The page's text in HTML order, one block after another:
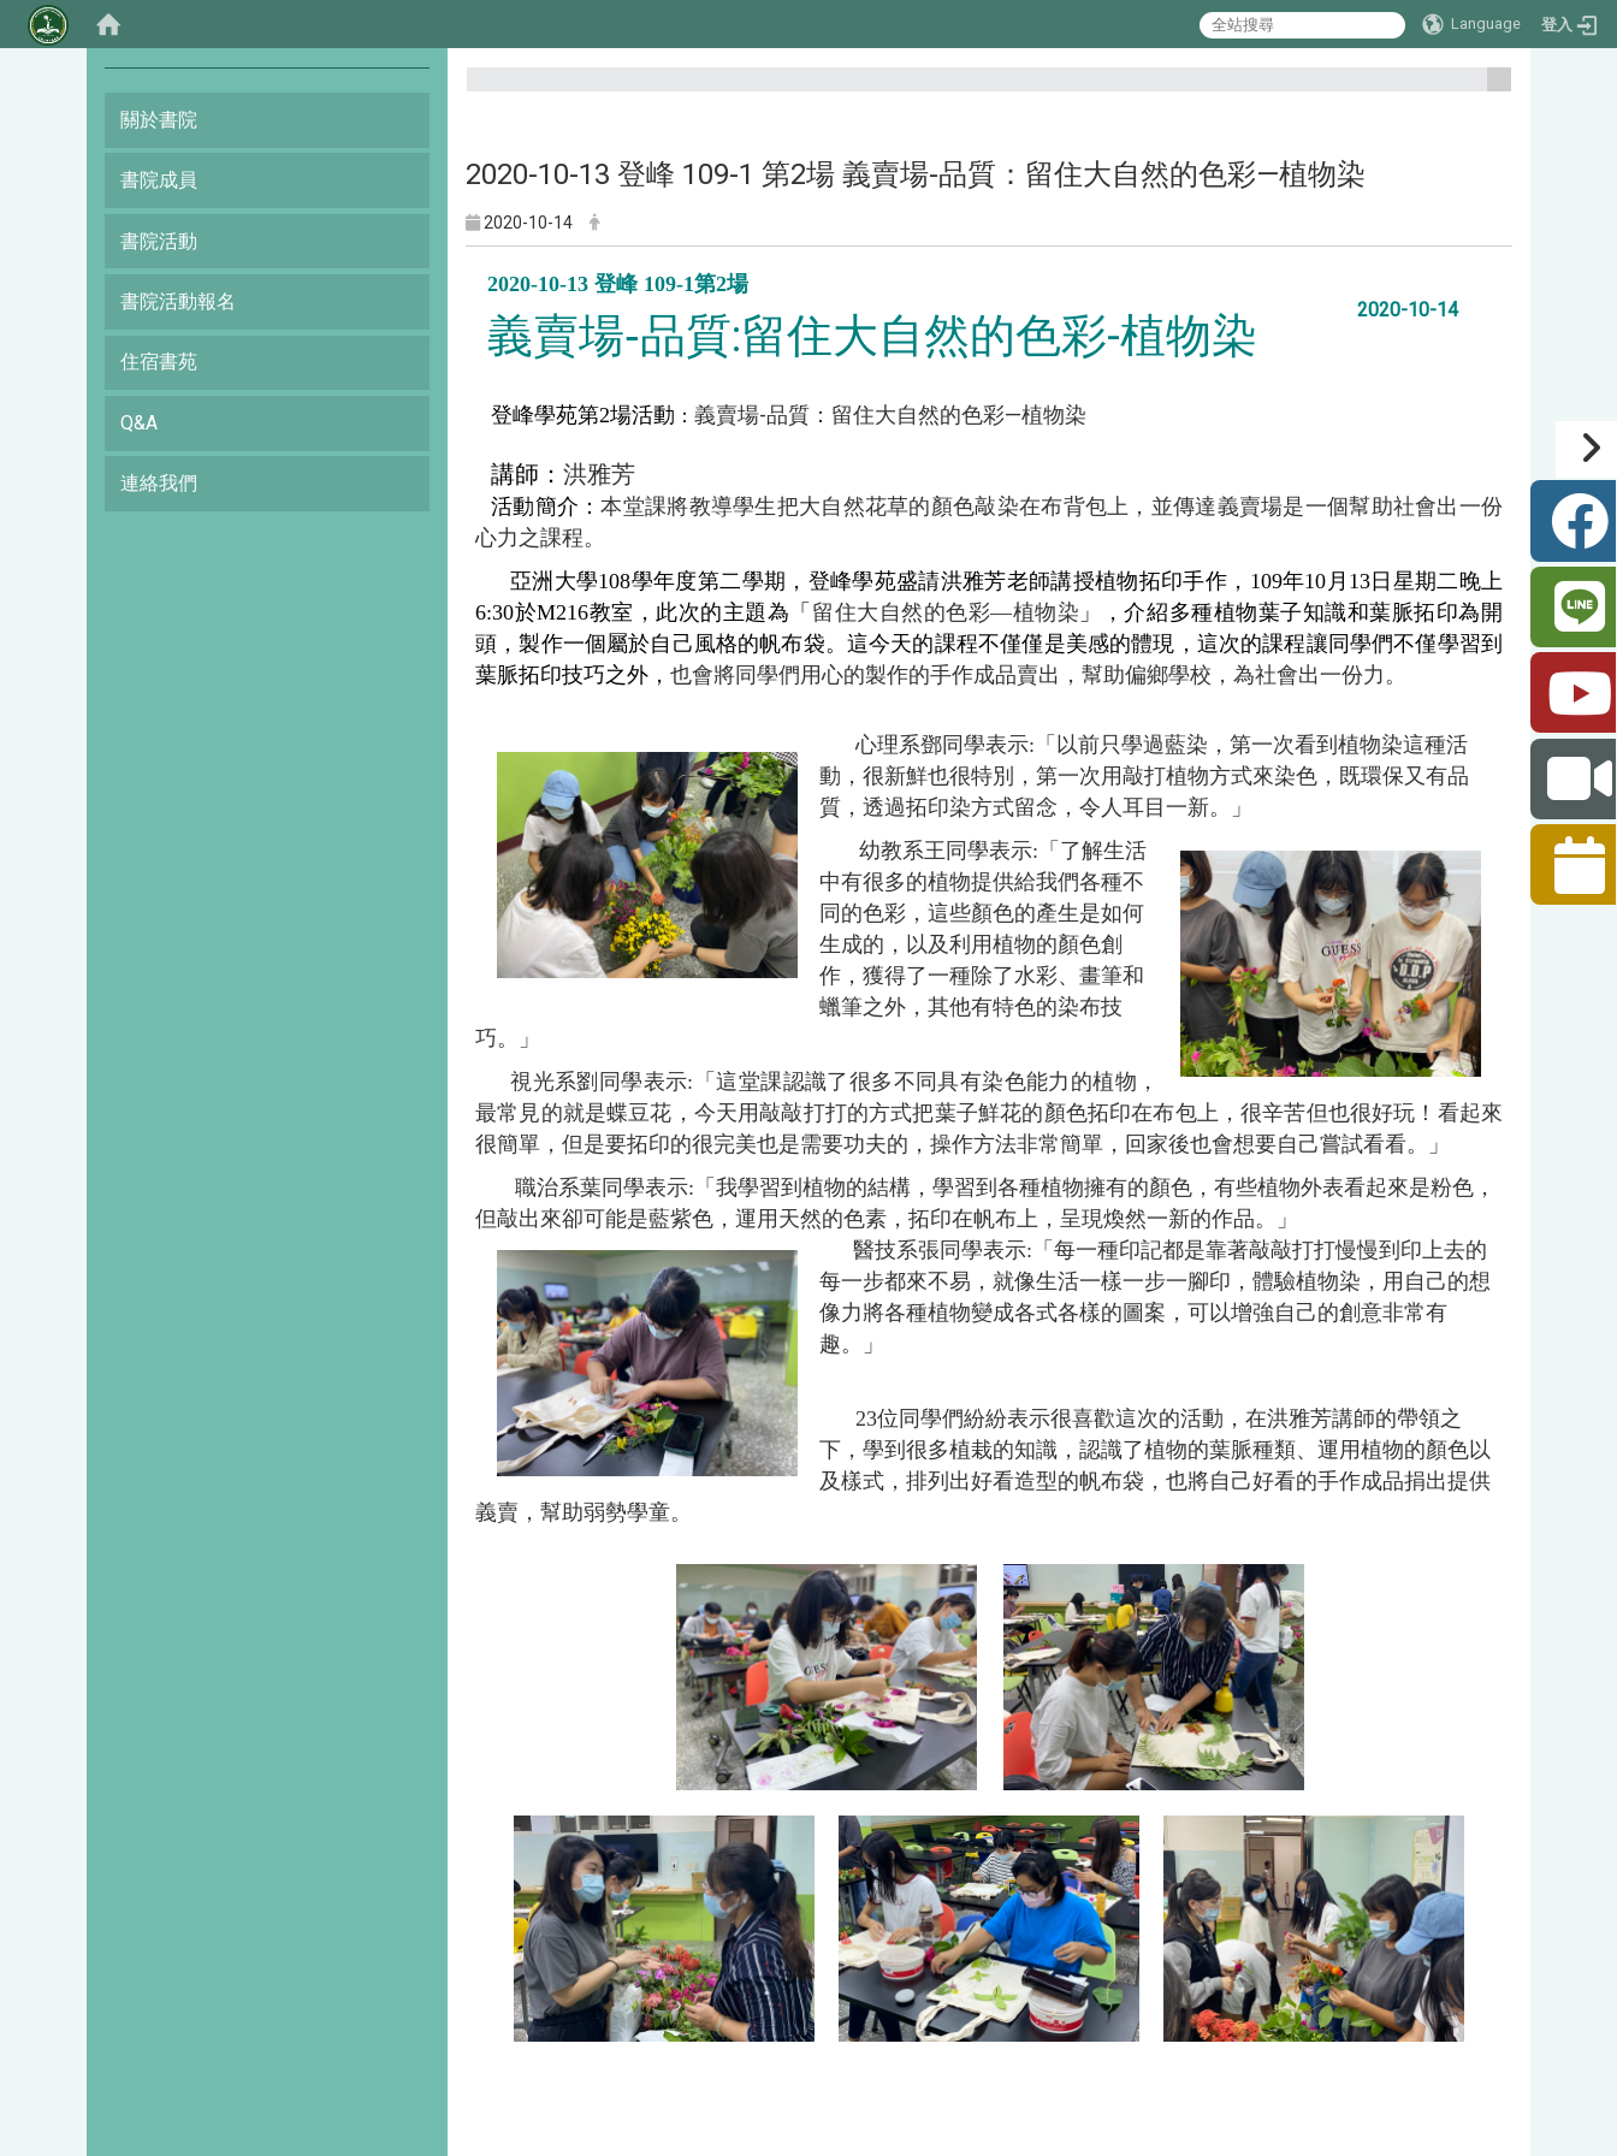
Language 登入
:::
關於書院
書院成員
書院活動
書院活動報名
住宿書苑
Q&A
連絡我們
2020-10-13 登峰 109-1 第2場 義賣場-品質：留住大自然的色彩—植物染
2020-10-14
2020-10-13 登峰 109-1第2場
義賣場-品質:留住大自然的色彩-植物染 2020-10-14
登峰學苑第2場活動 ： 義賣場-品質：留住大自然的色彩—植物染
講師： 洪雅芳
活動簡介：本堂課將教導學生把大自然花草的顏色敲染在布背包上，並傳達義賣場是一個幫助社會出一份
心力之課程。
亞洲大學108學年度第二學期，登峰學苑盛請洪雅芳老師講授植物拓印手作， 109年10 月 13日星期二晚上
6:30於M216教室，此次的主題為「 留住大自然的色彩—植物染 」，介紹多種植物葉子知識和葉脈拓印為開
頭，製作一個屬於自己風格的帆布袋。這今天的課程不僅僅是美感的體現，這次的課程讓同學們不僅學習到
葉脈拓印技巧之外， 也會將同學們用心的製作的手作成品賣出，幫助偏鄉學校，為社會出一份力。
心理系鄧同學表示: 「以前只學過藍染，第一次看到植物染這種活
動，很新鮮也很特別，第一次用敲打植物方式來染色，既環保又有品
質，透過拓印染方式留念，令人耳目一新。」
幼教系王同學表示: 「了解生活
中有很多的植物提供給我們各種不
同的色彩，這些顏色的產生是如何
生成的，以及利用植物的顏色創
作，獲得了一種除了水彩、畫筆和
蠟筆之外，其他有特色的染布技
巧。」
視光系劉同學表示: 「這堂課認識了很多不同具有染色能力的植物，
最常見的就是蝶豆花，今天用敲敲打打的方式把葉子鮮花的顏色拓印在布包上，很辛苦但也很好玩！看起來
很簡單，但是要拓印的很完美也是需要功夫的，操作方法非常簡單，回家後也會想要自己嘗試看看。」
職治系葉同學表示: 「我學習到植物的結構，學習到各種植物擁有的顏色，有些植物外表看起來是粉色，
但敲出來卻可能是藍紫色，運用天然的色素，拓印在帆布上，呈現煥然一新的作品。」
醫技系張同學表示: 「每一種印記都是靠著敲敲打打慢慢到印上去的
每一步都來不易，就像生活一樣一步一腳印，體驗植物染，用自己的想
像力將各種植物變成各式各樣的圖案，可以增強自己的創意非常有
趣。」
23位同學們紛紛表示很喜歡這次的活動，在洪雅芳講師的帶領之
下，學到很多植栽的知識，認識了植物的葉脈種類、運用植物的顏色以
及樣式，排列出好看造型的帆布袋，也將自己好看的手作成品捐出提供
義賣，幫助弱勢學童。